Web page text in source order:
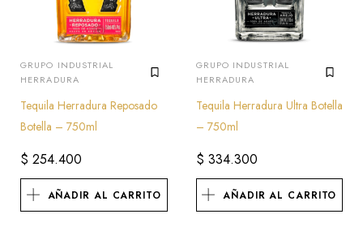
GRUPO INDUSTRIAL
HERRADURA
Tequila Herradura Reposado
Botella – 750ml
$ 254.400
AÑADIR AL CARRITO
GRUPO INDUSTRIAL
HERRADURA
Tequila Herradura Ultra Botella
– 750ml
$ 334.300
AÑADIR AL CARRITO